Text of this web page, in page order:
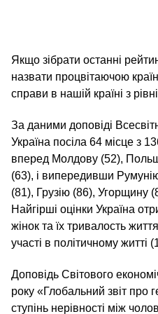
Якщо зібрати останні
назвати процвітаючою
справи в нашій країні з
За даними доповіді
Україна посіла 64 місце з
вперед Молдову (52),
(63), і випередивши
(81), Грузію (86), Угорщину
Найгірші оцінки Україна
жінок та їх тривалость
участі в політичному житті
Доповідь Світового
року «Глобальний звіт про
ступінь нерівності між